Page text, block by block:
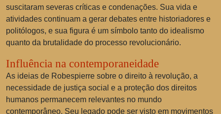
suscitaram severas críticas e condenações. Sua vida e
atividades continuam a gerar debates entre historiadores e
politólogos, e sua figura é um símbolo tanto do idealismo
quanto da brutalidade do processo revolucionário.
Influência na contemporaneidade
As ideias de Robespierre sobre o direito à revolução, a
necessidade de justiça social e a proteção dos direitos
humanos permanecem relevantes no mundo
contemporâneo. Seu legado pode ser visto em movimentos